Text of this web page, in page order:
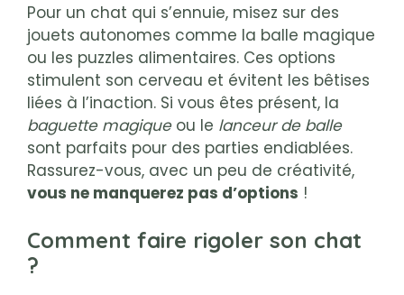
Pour un chat qui s’ennuie, misez sur des
jouets autonomes comme la balle magique
ou les puzzles alimentaires. Ces options
stimulent son cerveau et évitent les bêtises
liées à l’inaction. Si vous êtes présent, la
baguette magiqueou le lanceur de balle
sont parfaits pour des parties endiablées.
Rassurez-vous, avec un peu de créativité,
vous ne manquerez pas d’options !
Comment faire rigoler son chat
?